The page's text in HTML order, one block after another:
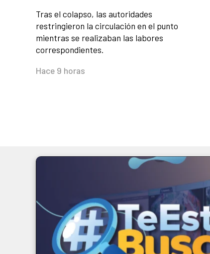
Tras el colapso, las autoridades
restringieron la circulación en el punto
mientras se realizaban las labores
correspondientes.
Hace 9 horas